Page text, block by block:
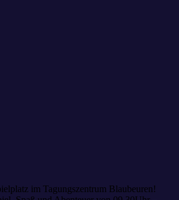
im Tagungszentrum Blaubeuren!